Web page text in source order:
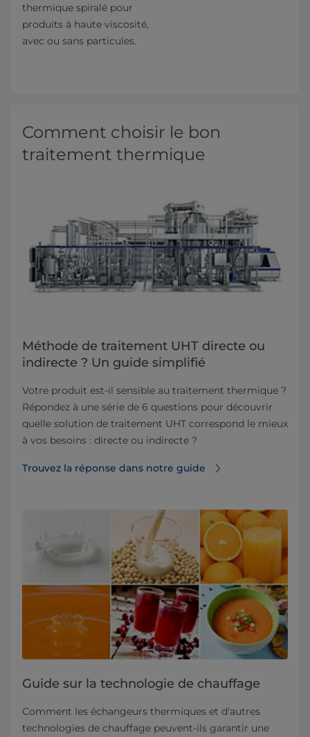
thermique spiralé pour
produits à haute viscosité,
avec ou sans particules.
Comment choisir le bon
traitement thermique
Méthode de traitement UHT directe ou
indirecte ? Un guide simplifié
Votre produit est-il sensible au traitement thermique ?
Répondez à une série de 6 questions pour découvrir
quelle solution de traitement UHT correspond le mieux
à vos besoins : directe ou indirecte ?
Trouvez la réponse dans notre guide
Guide sur la technologie de chauffage
Comment les échangeurs thermiques et d'autres
technologies de chauffage peuvent-ils garantir une